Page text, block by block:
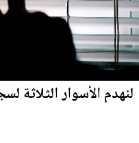
لنهدم الأسوار الثلاثة